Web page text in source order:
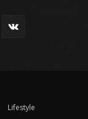
Lifestyle